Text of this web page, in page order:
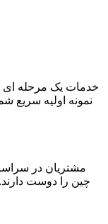
نمونه اولیه سریع
مشتریان در
چین را دوست